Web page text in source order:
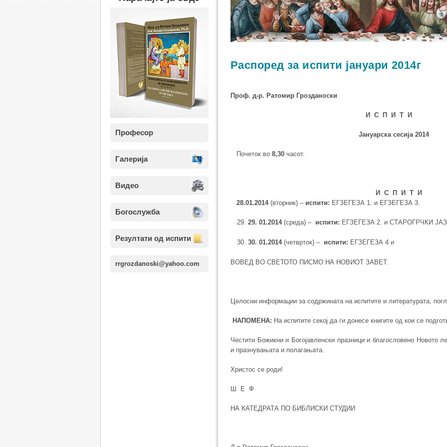
Професор
Галерија
Видео
Богослужба
Резултати од испити
rrgrozdanoski@yahoo.com
Распоред за испити јануари 2014г
Проф. д-р. Ратомир Грозданоски
И С П И Т И
Јануарскасесија 2014
Почеток во 8,30часот.
И С П И Т И
28.01.2014(вторник) – испити: ЕГЗЕГЕЗА 1. и ЕГЗЕГЕЗА 3.
29. 01.2014(среда) – испити: ЕГЗЕГЕЗА 2. и СТАРОГРЧКИ
30. 01.2014(четврток) – испити: ЕГЗЕГЕЗА 4 и
ВОВЕД ВО СВЕТОТО ПИСМО НА НОВИОТ ЗАВЕТ.
Целосни информации за содржината на испитите и литературата,
НАПОМЕНА: На испитите секој да ги донесе книгите од кои се
Честити Божикни и Богојавленски празници и благословено Новото
и празнувањата и полагањата.
Христос се роди!
Ш Е Ф
НА КАТЕДРАТА ПО БИБЛИСКИ СТУДИИ